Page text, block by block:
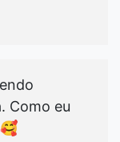
Como eu